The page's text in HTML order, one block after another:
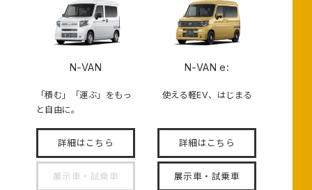
N-VAN
「積む」「運ぶ」をもっ
と自由に。
詳細はこちら
展示車・試乗車
N-VAN e:
使える軽EV、はじまる
詳細はこちら
展示車・試乗車